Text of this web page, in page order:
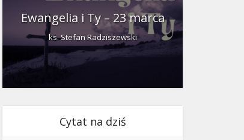
Ewangelia i Ty – 23 marca
ks. Stefan Radziszewski
Cytat na dziś